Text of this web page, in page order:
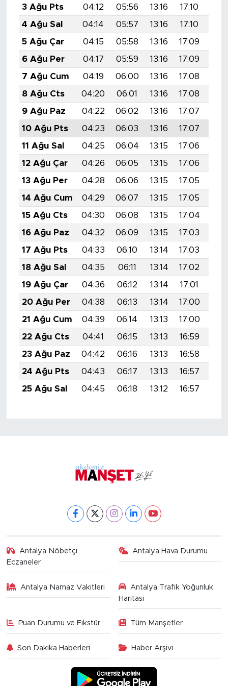
3 Ağu Pts
04:12 05:56 13:16 17:10
4 Ağu Sal
04:14 05:57 13:16 17:10
5 Ağu Çar
04:15 05:58 13:16 17:09
6 Ağu Per
04:17 05:59 13:16 17:09
7 Ağu Cum
04:19 06:00 13:16 17:08
8 Ağu Cts
04:20 06:01 13:16 17:08
9 Ağu Paz
04:22 06:02 13:16 17:07
10 Ağu Pts
04:23 06:03 13:16 17:07
11 Ağu Sal
04:25 06:04 13:15 17:06
12 Ağu Çar
04:26 06:05 13:15 17:06
13 Ağu Per
04:28 06:06 13:15 17:05
14 Ağu Cum
04:29 06:07 13:15 17:05
15 Ağu Cts
04:30 06:08 13:15 17:04
16 Ağu Paz
04:32 06:09 13:15 17:03
17 Ağu Pts
04:33 06:10 13:14 17:03
18 Ağu Sal
04:35 06:11 13:14 17:02
19 Ağu Çar
04:36 06:12 13:14 17:01
20 Ağu Per
04:38 06:13 13:14 17:00
21 Ağu Cum
04:39 06:14 13:13 17:00
22 Ağu Cts
04:41 06:15 13:13 16:59
23 Ağu Paz
04:42 06:16 13:13 16:58
24 Ağu Pts
04:43 06:17 13:13 16:57
25 Ağu Sal
04:45 06:18 13:12 16:57
Antalya Nöbetçi
Eczaneler
Antalya Hava Durumu
Antalya Namaz Vakitleri
Antalya Trafik Yoğunluk
Haritası
Puan Durumu ve Fikstür Tüm Manşetler
Son Dakika Haberleri Haber Arşivi